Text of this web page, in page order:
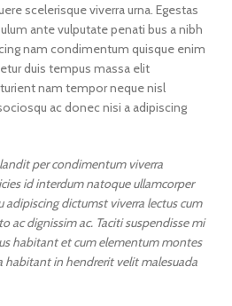
scelerisque viverra urna. Egestas
ante vulputate penati bus a nibh
nam condimentum quisque enim
duis tempus massa elit
nam tempor neque nisl
ac donec nisi a adipiscing
per condimentum viverra
id interdum natoque ullamcorper
adipiscing dictumst viverra lectus cum
ac dignissim ac. Taciti suspendisse mi
habitant et cum elementum montes
habitant in hendrerit velit malesuada